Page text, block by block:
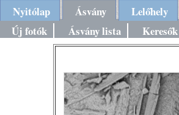
Nyitólap Ásvány Lelőhely
Új fotók
Ásvány lista Keresők